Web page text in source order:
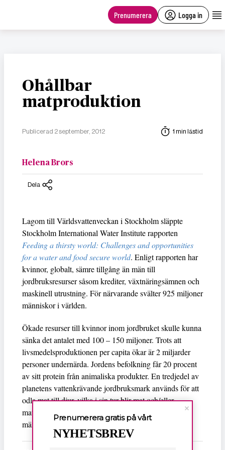
Prenumerera Logga in
Ohållbar
matproduktion
Publicerad 2 september, 2012 1 min lästid
Helena Brors
Dela
Lagom till Världsvattenveckan i Stockholm släppte
Stockholm International Water Institute rapporten
Feeding a thirsty world: Challenges and opportunities
for a water and food secure world. Enligt rapporten har
kvinnor, globalt, sämre tillgång än män till
jordbruksresurser såsom krediter, växtnäringsämnen och
maskinell utrustning. För närvarande svälter 925 miljoner
människor i världen.
Ökade resurser till kvinnor inom jordbruket skulle kunna
sänka det antalet med 100 – 150 miljoner. Trots att
livsmedelsproduktionen per capita ökar är 2 miljarder
personer undernärda. Jordens befolkning får 20 procent
av sitt protein från animaliska produkter. En tredjedel av
planetens vattenkrävande jordbruksmark används för att
odla mat till djur, vilka i sin tur blir mat och/eller
matproducenter till människor. År 2050 förutspås
mänskligheten ha ökat med 2 miljarder.
Prenumerera gratis på vårt
NYHETSBREV